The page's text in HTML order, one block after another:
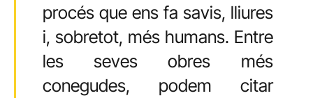
procés que ens fa savis, lliures
i, sobretot, més humans. Entre
les seves obres més
conegudes, podem citar